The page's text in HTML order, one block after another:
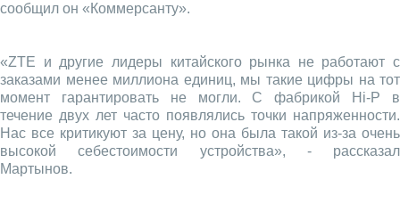
сообщил он «Коммерсанту».
«ZTE и другие лидеры китайского рынка не работают с
заказами менее миллиона единиц, мы такие цифры на тот
момент гарантировать не могли. C фабрикой Hi-P в
течение двух лет часто появлялись точки напряженности.
Нас все критикуют за цену, но она была такой из-за очень
высокой себестоимости устройства», - рассказал
Мартынов.